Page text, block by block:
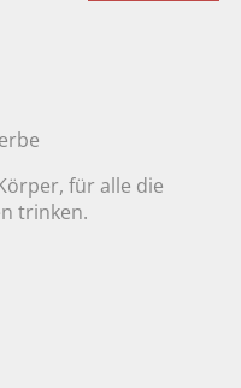
für alle die
trinken.